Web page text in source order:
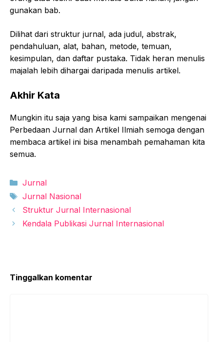
gunakan bab.
Dilihat dari struktur jurnal, ada judul, abstrak,
pendahuluan, alat, bahan, metode, temuan,
kesimpulan, dan daftar pustaka. Tidak heran menulis
majalah lebih dihargai daripada menulis artikel.
Akhir Kata
Mungkin itu saja yang bisa kami sampaikan mengenai
Perbedaan Jurnal dan Artikel Ilmiah semoga dengan
membaca artikel ini bisa menambah pemahaman kita
semua.
Kategori
Jurnal
Tag
Jurnal Nasional
Struktur Jurnal Internasional
Kendala Publikasi Jurnal Internasional
Tinggalkan komentar